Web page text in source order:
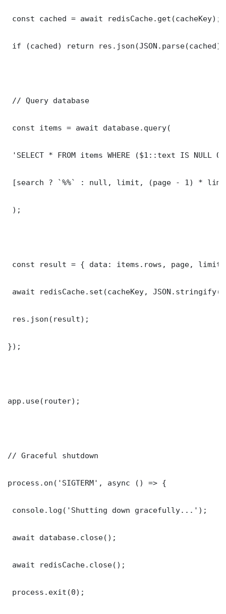
const cached = await redisCache.get(cacheKey);
if (cached) return
// Query database
const items = await database.query(
'SELECT * FROM items WHERE ($1::text IS NULL
[search ? `%%` : null, limit, (page - 1) *
);
const result = { data: items.rows, page,
await redisCache.set(cacheKey,
res.json(result);
});
app.use(router);
// Graceful shutdown
process.on('SIGTERM', async () => {
console.log('Shutting down gracefully...');
await database.close();
await redisCache.close();
process.exit(0);